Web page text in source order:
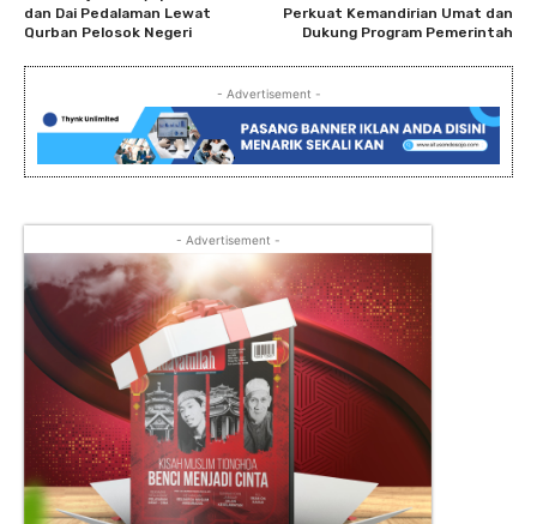
dan Dai Pedalaman Lewat
Qurban Pelosok Negeri
Perkuat Kemandirian Umat dan
Dukung Program Pemerintah
- Advertisement -
- Advertisement -